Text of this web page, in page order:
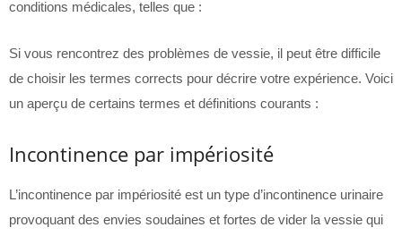
conditions médicales, telles que :
Si vous rencontrez des problèmes de vessie, il peut être difficile
de choisir les termes corrects pour décrire votre expérience. Voici
un aperçu de certains termes et définitions courants :
Incontinence par impériosité
L’incontinence par impériosité est un type d’incontinence urinaire
provoquant des envies soudaines et fortes de vider la vessie qui